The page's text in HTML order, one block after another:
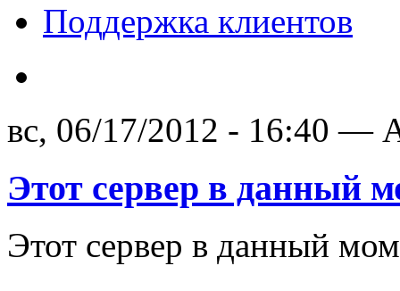
Поддержка клиентов
вс, 06/17/2012 - 16:40 —
Этот сервер в данный
Этот сервер в данный